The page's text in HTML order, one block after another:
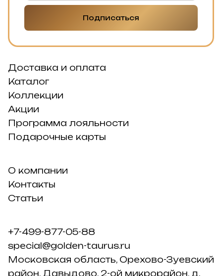
Подписаться
Доставка и оплата
Каталог
Коллекции
Акции
Программа лояльности
Подарочные карты
О компании
Контакты
Статьи
+7-499-877-05-88
special@golden-taurus.ru
Московская область, Орехово-Зуевский
район, Давыдово, 2-ой микрорайон, д.